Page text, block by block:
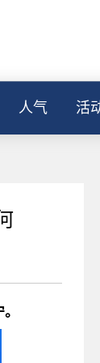
人气 活
。